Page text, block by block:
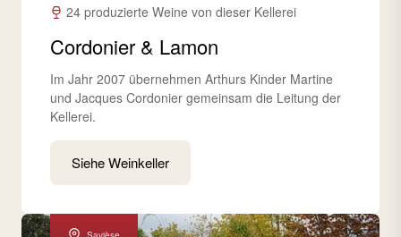
24 produzierte Weine von dieser Kellerei
Cordonier & Lamon
Im Jahr 2007 übernehmen Arthurs Kinder Martine
und Jacques Cordonier gemeinsam die Leitung der
Kellerei.
Siehe Weinkeller